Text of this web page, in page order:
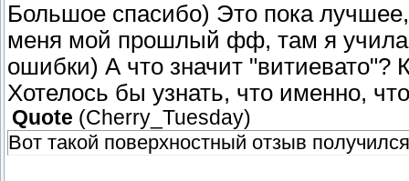
Большое спасибо) Это пока
меня мой прошлый фф, там я
ошибки) А что значит "витиевато"?
Хотелось бы узнать, что именно,
Quote (Cherry_Tuesday)
Вот такой поверхностный отзыв получился